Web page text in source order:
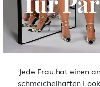
Jede Frau hat einen
schmeichelhaften